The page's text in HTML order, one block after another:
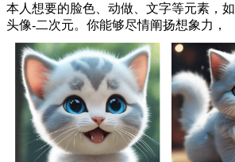
本人想要的脸色、动做、文字等元素，
头像-二次元。你能够尽情阐扬想象力，